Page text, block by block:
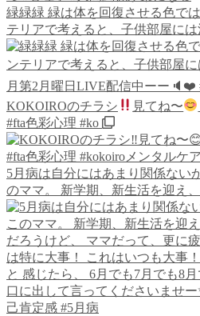
緑緑緑 緑は体を回復させる色で
テリアで考えると、子供部屋に
KOKOIROのチラシ 見てね〜
#fta色彩心理 #ko
5月病は自分にはあまり関係ない
のママ。 新学期、新生活を迎え